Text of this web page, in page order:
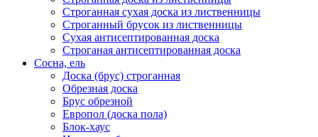
Строганная сухая доска из лиственницы
Строганный брусок из лиственницы
Сухая антисептированная доска
Строганая антисептированная доска
Сосна, ель
Доска (брус) строганная
Обрезная доска
Брус обрезной
Европол (доска пола)
Блок-хаус